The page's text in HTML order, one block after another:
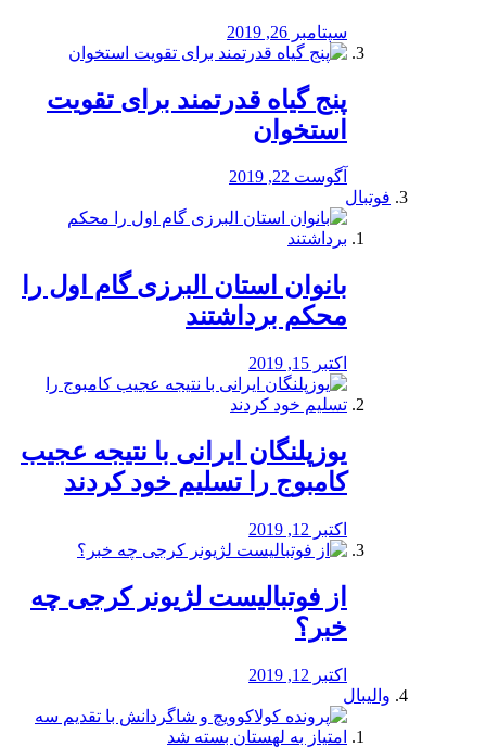
سپتامبر 26, 2019
پنج گیاه قدرتمند برای تقویت
استخوان
آگوست 22, 2019
فوتبال
بانوان استان البرزی گام اول را
محكم برداشتند
اکتبر 15, 2019
یوزپلنگان ایرانی با نتیجه عجیب
کامبوج را تسلیم خود کردند
اکتبر 12, 2019
از فوتبالیست لژیونر کرجی چه
خبر؟
اکتبر 12, 2019
والیبال